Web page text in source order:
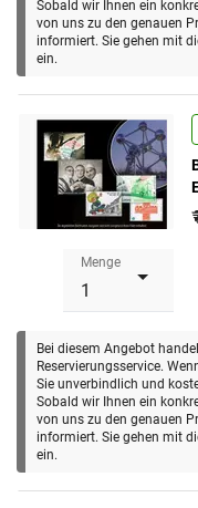
dieser modernen
Nutzen Sie jetzt Ihre
kommenden
:
"Ersttagsbrief"!
monatliche
für Belgien beträgt ca.
Sobald wir Ihnen ein
von uns zu den genauen
informiert. Sie gehen mit
ein.
Menge
Bei diesem Angebot
Reservierungsservice.
Sie unverbindlich und
Sobald wir Ihnen ein
von uns zu den genauen
informiert. Sie gehen mit
ein.